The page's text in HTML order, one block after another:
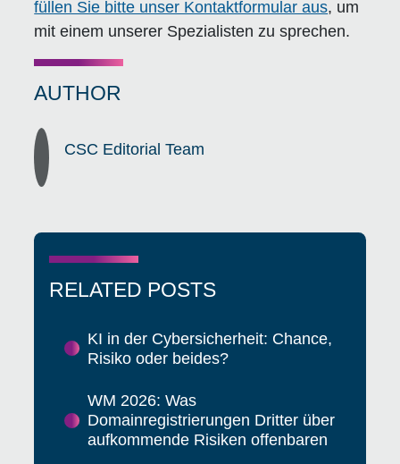
füllen Sie bitte unser Kontaktformular aus, um
mit einem unserer Spezialisten zu sprechen.
AUTHOR
CSC Editorial Team
RELATED POSTS
KI in der Cybersicherheit: Chance,
Risiko oder beides?
WM 2026: Was
Domainregistrierungen Dritter über
aufkommende Risiken offenbaren